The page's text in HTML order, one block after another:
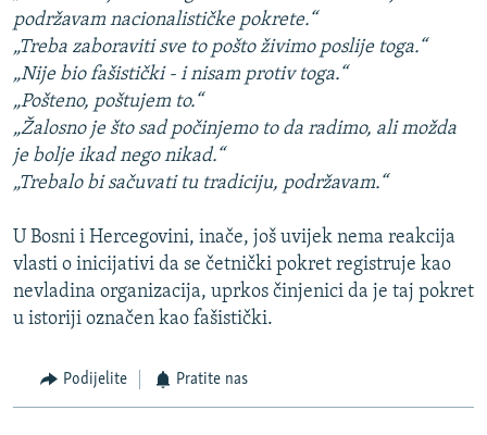
podržavam nacionalističke pokrete.“
„Treba zaboraviti sve to pošto živimo poslije toga.“
„Nije bio fašistički - i nisam protiv toga.“
„Pošteno, poštujem to.“
„Žalosno je što sad počinjemo to da radimo, ali možda
je bolje ikad nego nikad.“
„Trebalo bi sačuvati tu tradiciju, podržavam.“
U Bosni i Hercegovini, inače, još uvijek nema reakcija
vlasti o inicijativi da se četnički pokret registruje kao
nevladina organizacija, uprkos činjenici da je taj pokret
u istoriji označen kao fašistički.
Podijelite Pratite nas